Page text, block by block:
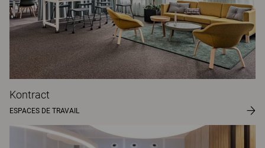
Kontract
ESPACES DE TRAVAIL